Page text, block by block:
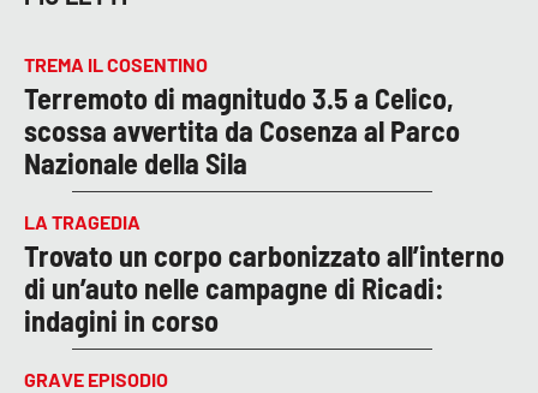
TREMA IL COSENTINO
Terremoto di magnitudo 3.5 a Celico,
scossa avvertita da Cosenza al Parco
Nazionale della Sila
LA TRAGEDIA
Trovato un corpo carbonizzato all’interno
di un’auto nelle campagne di Ricadi:
indagini in corso
GRAVE EPISODIO